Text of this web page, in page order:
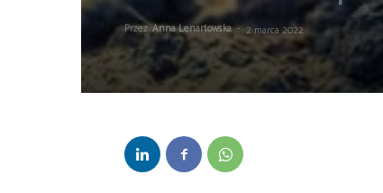
Przez Anna Lenartowska- 2 marca 2022